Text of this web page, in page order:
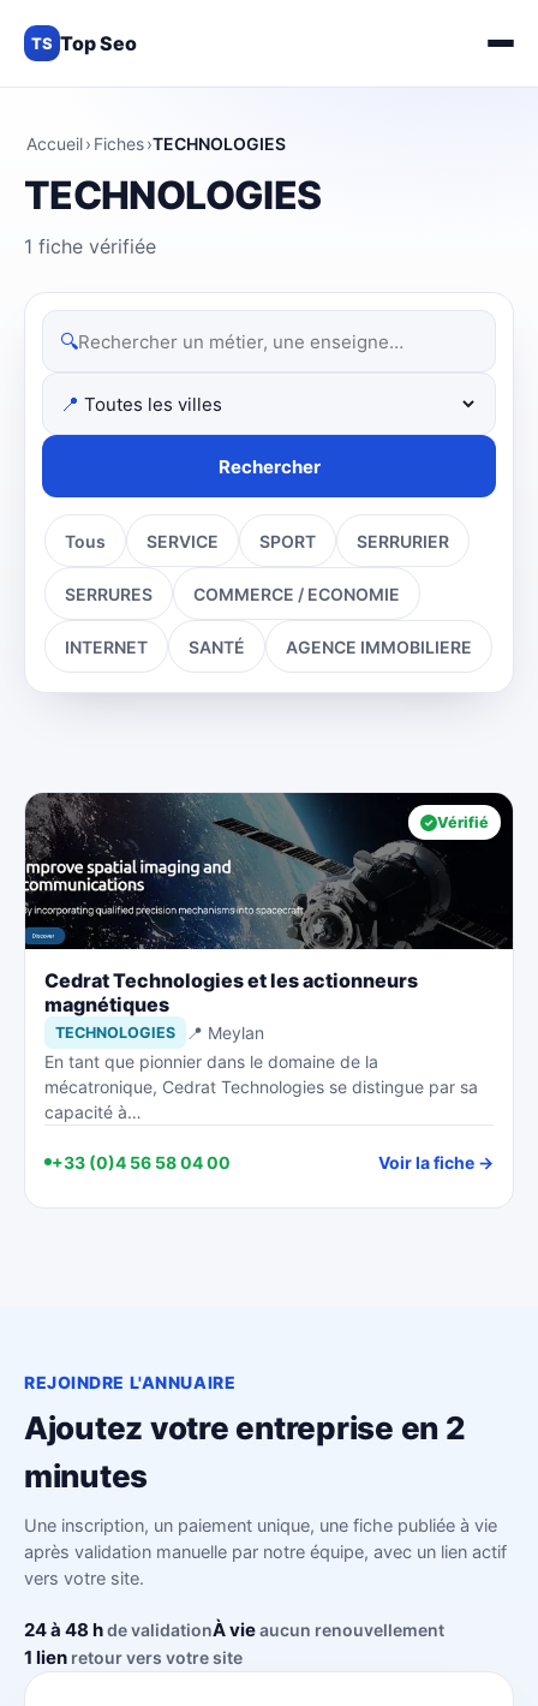
TS Top Seo
Accueil› Fiches›TECHNOLOGIES
TECHNOLOGIES
1 fiche vérifiée
🔍
📍
Rechercher
Tous SERVICE SPORT SERRURIER
SERRURES COMMERCE / ECONOMIE
INTERNET SANTÉ AGENCE IMMOBILIERE
Vérifié
Cedrat Technologies et les actionneurs
magnétiques
TECHNOLOGIES
📍 Meylan
En tant que pionnier dans le domaine de la
mécatronique, Cedrat Technologies se distingue par sa
capacité à…
+33 (0)4 56 58 04 00 Voir la fiche →
REJOINDRE L'ANNUAIRE
Ajoutez votre entreprise en 2
minutes
Une inscription, un paiement unique, une fiche publiée à vie
après validation manuelle par notre équipe, avec un lien actif
vers votre site.
24 à 48 hde validationÀ vieaucun renouvellement
1 lien retour vers votre site